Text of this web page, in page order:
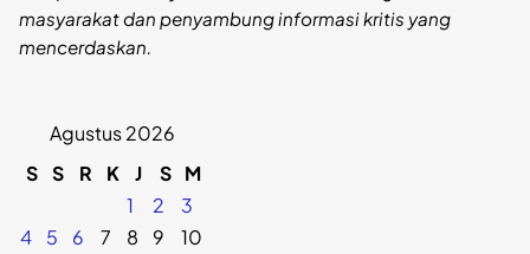
masyarakat dan penyambung informasi kritis yang
mencerdaskan.
Agustus 2026
S S R K J S M
1
2
3
4
5 6 7 8 9
10